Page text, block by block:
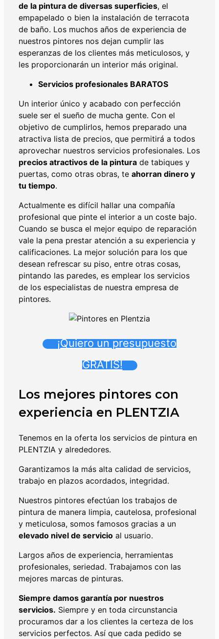
de la pintura de diversas superficies, el
empapelado o bien la instalación de terracota
de baño. Los muchos años de experiencia de
nuestros pintores nos dejan cumplir las
esperanzas de los clientes más meticulosos, y
les proporcionarán un interior más original.
Servicios profesionales BARATOS
Un interior único y acabado con perfección
suele ser el sueño de mucha gente. Con el
objetivo de cumplirlos, hemos preparado una
atractiva lista de precios, que permitirá a todos
aprovechar nuestros servicios profesionales. Los
precios atractivos de la pintura de tabiques y
puertas, como otras obras, te ahorran dinero y
tu tiempo.
Actualmente es difícil hallar una compañía
profesional que pinte el interior a un coste bajo.
Cuando se busca el mejor equipo de reparación
vale la pena prestar atención a su experiencia y
calificaciones. La mejor solución para los que
desean refrescar su piso, entre otras cosas,
pintando las paredes, es emplear los servicios
de los especialistas de nuestra empresa de
pintores.
¡Quiero un presupuesto
GRATIS!
Los mejores pintores con
experiencia en PLENTZIA
Tenemos en la oferta los servicios de pintura en
PLENTZIA y alrededores.
Garantizamos la más alta calidad de servicios,
trabajo en plazos acordados, integridad.
Nuestros pintores efectúan los trabajos de
pintura de manera limpia, cautelosa, profesional
y meticulosa, somos famosos gracias a un
elevado nivel de servicio al usuario.
Largos años de experiencia, herramientas
profesionales, seriedad. Trabajamos con las
mejores marcas de pinturas.
Siempre damos garantía por nuestros
servicios. Siempre y en toda circunstancia
procuramos dar a los clientes la certeza de los
servicios perfectos. Así que cada pedido se